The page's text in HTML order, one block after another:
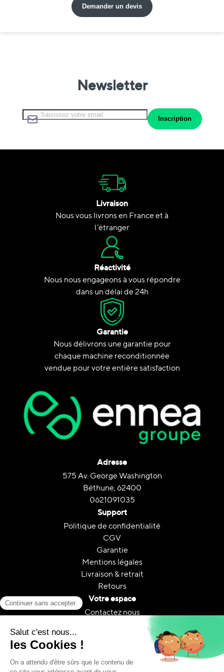
Demander un devis
Newsletter
Inscription à notre lettre d’information :
Inscription
Livraison
Nous vous livrons en France et à
l’étranger
Réactivité
Nous nous engageons à vous répondre
dans un délai de 24h
Garantie
Nous délivrons une garantie pour
chaque machine reconditionnée
vendue pour votre entière satisfaction
Adresse
575 Av. George Washington
Béthune, 62400
0621091035
Support
Politique de confidentialité
CGV
Garantie
Mentions légales
Livraison & retrait
Retours
Votre espace
Contactez nous
A propos